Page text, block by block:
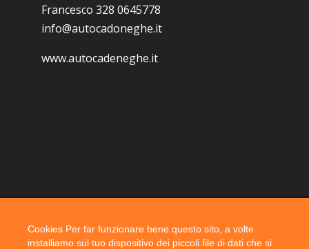
Francesco 328 0645778
info@autocadoneghe.it
www.autocadeneghe.it
Coyright 2019 @ autocadoneghe s.a.s.
Cookies Per far funzionare bene questo sito, a volte
installiamo sul tuo dispositivo dei piccoli file di dati che si